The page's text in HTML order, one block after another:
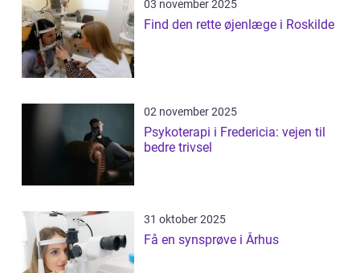
03 november 2025
Find den rette øjenlæge i Roskilde
02 november 2025
Psykoterapi i Fredericia: vejen til
bedre trivsel
31 oktober 2025
Få en synsprøve i Århus